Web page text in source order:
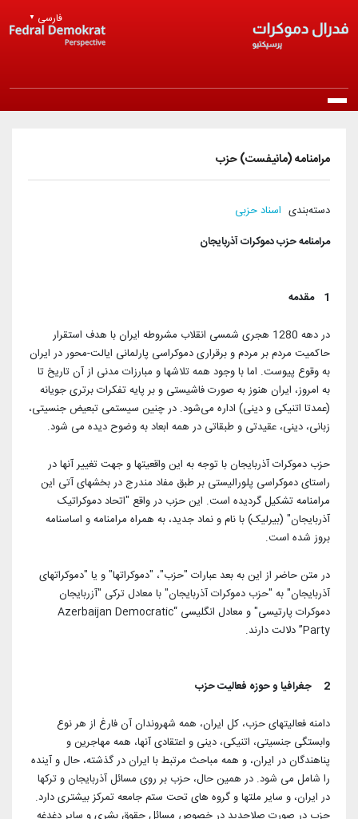
فارسی ▼
درباره ما
اساسنامه
منشور اخلاقی
شبکه های اجتماعی حزب
شعب و نمایندگان
راپورتلار
مقالات و دیدگاه‌ها
ویدئو‌ها
دانلود
اخبار حزب
آرشیو بیرلیک
تماس با ما
مرامنامه (مانیفست) حزب
دسته‌بندی اسناد حزبی
مرامنامه حزب دموکرات آذربایجان
1 مقدمه
در دهه 1280 هجری شمسی انقلاب مشروطه ایران با هدف استقرار
حاکمیت مردم بر مردم و برقراری دموکراسی پارلمانی ایالت-محور در ایران
به وقوع پیوست. اما با وجود همه تلاشها و مبارزات مدنی از آن تاریخ تا
به امروز، ایران هنوز به صورت فاشیستی و بر پایه تفکرات برتری جویانه
(عمدتا اتنیکی و دینی) اداره می‌شود. در چنین سیستمی تبعیض جنسیتی،
زبانی، دینی، عقیدتی و طبقاتی در همه ابعاد به وضوح دیده می شود.
حزب دموکرات آذربایجان با توجه به این واقعیتها و جهت تغییر آنها در
راستای دموکراسی پلورالیستی بر طبق مفاد مندرج در بخشهای آتی این
مرامنامه تشکیل گردیده است. این حزب در واقع "اتحاد دموکراتیک
آذربایجان" (بیرلیک) با نام و نماد جدید، به همراه مرامنامه و اساسنامه
بروز شده است.
در متن حاضر از این به بعد عبارات "حزب"، "دموکراتها" و یا "دموکراتهای
آذربایجان" به "حزب دموکرات آذربایجان" با معادل ترکی "آزربایجان
دموکرات پارتیسی" و معادل انگلیسی “Azerbaijan Democratic
Party” دلالت دارند.
2 جغرافیا و حوزه فعالیت حزب
دامنه فعالیتهای حزب، کل ایران، همه شهروندان آن فارغ از هر نوع
وابستگی جنسیتی، اتنیکی، دینی و اعتقادی آنها، همه مهاجرین و
پناهندگان در ایران، و همه مباحث مرتبط با ایران در گذشته، حال و آینده
را شامل می شود. در همین حال، حزب بر روی مسائل آذربایجان و ترکها
در ایران، و سایر ملتها و گروه های تحت ستم جامعه تمرکز بیشتری دارد.